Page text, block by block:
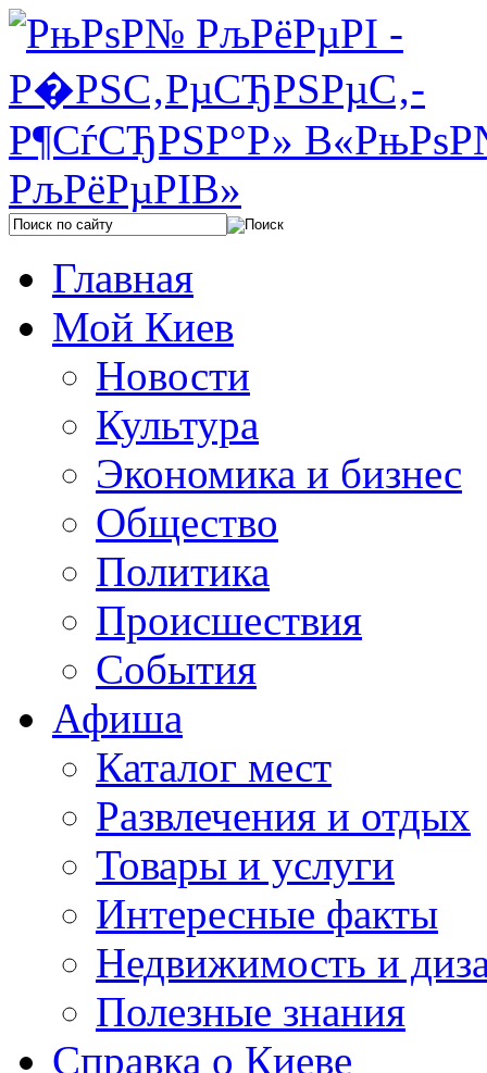
Главная
Мой Киев
Новости
Культура
Экономика и бизнес
Общество
Политика
Происшествия
События
Афиша
Каталог мест
Развлечения и отдых
Товары и услуги
Интересные факты
Недвижимость и
Полезные знания
Справка о Киеве